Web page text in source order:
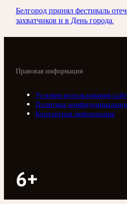
Белгород принял фестиваль
захватчиков и в День города.
Правовая информация
Условия использования
Политика
Контактная информация
6+